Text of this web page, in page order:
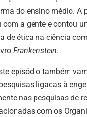
do ensino médio. A
com a gente e contou
de ética na ciência
Frankenstein.
episódio também
ligadas à
nas pesquisas de
com os